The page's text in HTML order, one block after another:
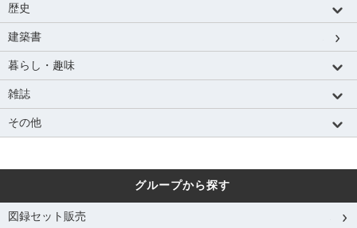
歴史
建築書
暮らし・趣味
雑誌
その他
グループから探す
図録セット販売